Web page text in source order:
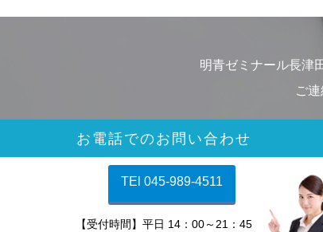
明青ゼミナール長津
ご
お電話でのお問い合わせ
TEl 045-989-4511
【受付時間】平日 14：00～21：45